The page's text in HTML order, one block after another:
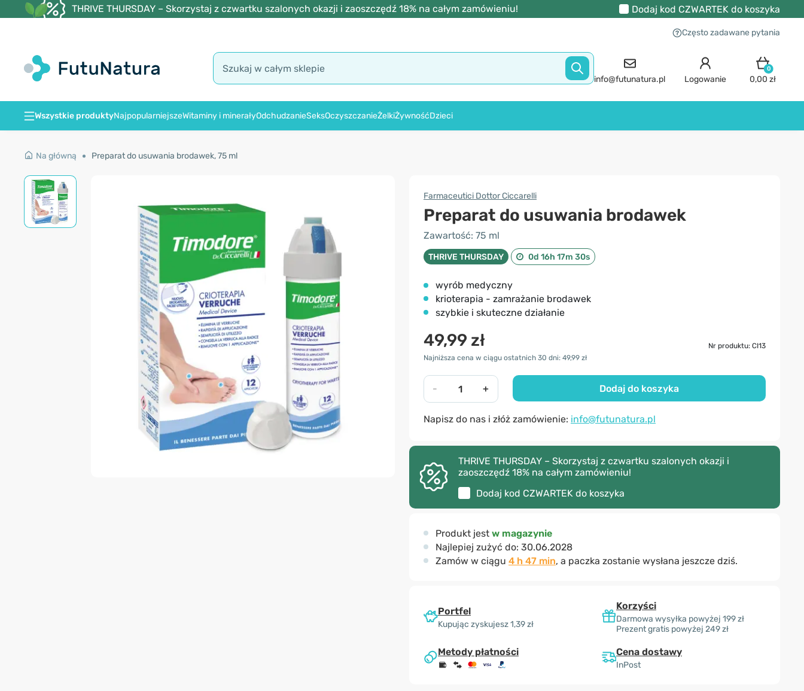
THRIVE THURSDAY – Skorzystaj z czwartku szalonych okazji i zaoszczędź 18% na całym zamówieniu! Dodaj kod CZWARTEKdo koszyka
Często zadawane pytania
info@futunatura.pl Logowanie
0
0,00 zł
Wszystkie produktyNajpopularniejszeWitaminy i minerałyOdchudzanieSeksOczyszczanieŻelkiŻywnośćDzieci
Na główną Preparat do usuwania brodawek, 75 ml
Farmaceutici Dottor Ciccarelli
Preparat do usuwania brodawek
Zawartość: 75 ml
THRIVE THURSDAY 0d 16h 17m 29s
wyrób medyczny
krioterapia - zamrażanie brodawek
szybkie i skuteczne działanie
49,99 zł
Nr produktu: CI13
Najniższa cena w ciągu ostatnich 30 dni: 49,99 zł
- + Dodaj do koszyka
Napisz do nas i złóż zamówienie: info@futunatura.pl
THRIVE THURSDAY – Skorzystaj z czwartku szalonych okazji i
zaoszczędź 18% na całym zamówieniu!
Dodaj kod CZWARTEK do koszyka
Produkt jest w magazynie
Najlepiej zużyć do: 30.06.2028
Zamów w ciągu 4 h 47 min, a paczka zostanie wysłana jeszcze dziś.
Portfel
Kupując zyskujesz 1,39 zł
Korzyści
Darmowa wysyłka powyżej 199 zł
Prezent gratis powyżej 249 zł
Metody płatności Cena dostawy
InPost